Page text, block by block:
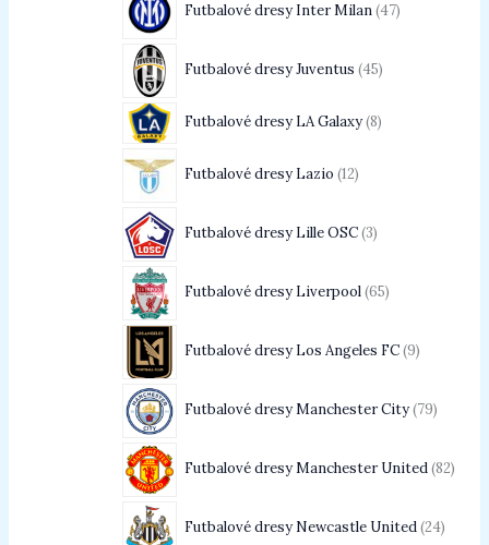
Futbalové dresy Inter Milan 47
Futbalové dresy Juventus 45
Futbalové dresy LA Galaxy 8
Futbalové dresy Lazio 12
Futbalové dresy Lille OSC 3
Futbalové dresy Liverpool 65
Futbalové dresy Los Angeles FC 9
Futbalové dresy Manchester City 79
Futbalové dresy Manchester United 82
Futbalové dresy Newcastle United 24